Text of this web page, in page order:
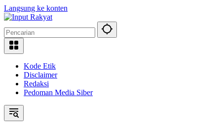
Langsung ke konten
Kode Etik
Disclaimer
Redaksi
Pedoman Media Siber